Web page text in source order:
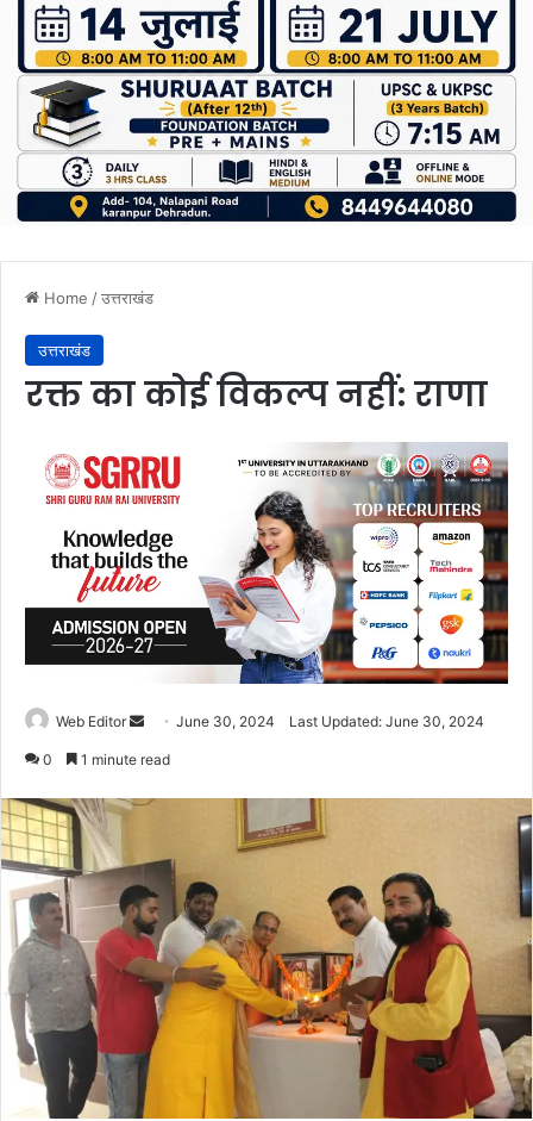
Home /उत्तराखंड
उत्तराखंड
रक्त का कोई विकल्प नहीं: राणा
Web Editor
d
n
e
m
a
i
June 30, 2024 Last Updated: June 30, 2024
0 1 minute read